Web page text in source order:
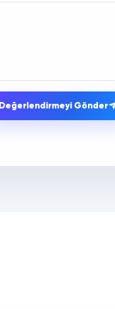
Değerlendirmeyi Gönder